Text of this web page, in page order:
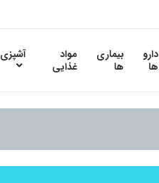
دارو
ها
بیماری
ها
مواد
غذایی
آشپزی